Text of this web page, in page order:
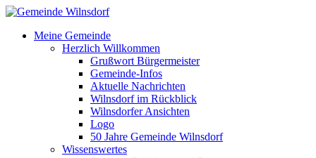
Meine Gemeinde
Herzlich Willkommen
Grußwort Bürgermeister
Gemeinde-Infos
Aktuelle Nachrichten
Wilnsdorf im Rückblick
Wilnsdorfer Ansichten
Logo
50 Jahre Gemeinde Wilnsdorf
Wissenswertes